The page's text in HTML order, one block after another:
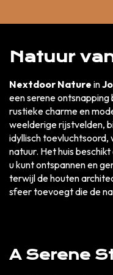
Natuur
Nextdoor Nature in
een serene
rustieke charme en
weelderige rijstvelden,
idyllisch toevluchtsoord,
natuur. Het huis
u kunt ontspannen en
terwijl de houten
sfeer toevoegt die de
A Serene